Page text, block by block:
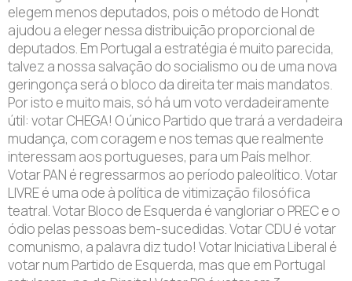
elegem menos deputados, pois o método de Hondt
ajudou a eleger nessa distribuição proporcional de
deputados. Em Portugal a estratégia é muito parecida,
talvez a nossa salvação do socialismo ou de uma nova
geringonça será o bloco da direita ter mais mandatos.
Por isto e muito mais, só há um voto verdadeiramente
útil: votar CHEGA! O único Partido que trará a verdadeira
mudança, com coragem e nos temas que realmente
interessam aos portugueses, para um País melhor.
Votar PAN é regressarmos ao período paleolítico. Votar
LIVRE é uma ode à política de vitimização filosófica
teatral. Votar Bloco de Esquerda é vangloriar o PREC e o
ódio pelas pessoas bem-sucedidas. Votar CDU é votar
comunismo, a palavra diz tudo! Votar Iniciativa Liberal é
votar num Partido de Esquerda, mas que em Portugal